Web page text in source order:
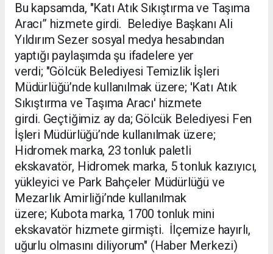
Bu kapsamda, "Katı Atık Sıkıştırma ve Taşıma
Aracı” hizmete girdi. Belediye Başkanı Ali
Yıldırım Sezer sosyal medya hesabından
yaptığı paylaşımda şu ifadelere yer
verdi; "Gölcük Belediyesi Temizlik İşleri
Müdürlüğü’nde kullanılmak üzere; 'Katı Atık
Sıkıştırma ve Taşıma Aracı' hizmete
girdi. Geçtiğimiz ay da; Gölcük Belediyesi Fen
İşleri Müdürlüğü’nde kullanılmak üzere;
Hidromek marka, 23 tonluk paletli
ekskavatör, Hidromek marka, 5 tonluk kazıyıcı,
yükleyici ve Park Bahçeler Müdürlüğü ve
Mezarlık Amirliği’nde kullanılmak
üzere; Kubota marka, 1700 tonluk mini
ekskavatör hizmete girmişti. İlçemize hayırlı,
uğurlu olmasını diliyorum" (Haber Merkezi)